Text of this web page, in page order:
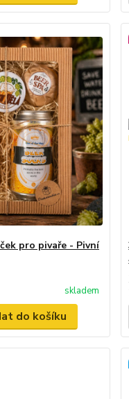
pro pivaře - Pivní
skladem
do košíku